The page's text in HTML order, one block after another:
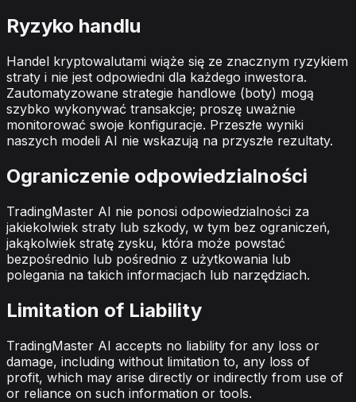
Ryzyko handlu
Handel kryptowalutami wiąże się ze znacznym ryzykiem
straty i nie jest odpowiedni dla każdego inwestora.
Zautomatyzowane strategie handlowe (boty) mogą
szybko wykonywać transakcje; proszę uważnie
monitorować swoje konfiguracje. Przeszłe wyniki
naszych modeli AI nie wskazują na przyszłe rezultaty.
Ograniczenie odpowiedzialności
TradingMaster AI nie ponosi odpowiedzialności za
jakiekolwiek straty lub szkody, w tym bez ograniczeń,
jakąkolwiek stratę zysku, która może powstać
bezpośrednio lub pośrednio z użytkowania lub
polegania na takich informacjach lub narzędziach.
Limitation of Liability
TradingMaster AI accepts no liability for any loss or
damage, including without limitation to, any loss of
profit, which may arise directly or indirectly from use of
or reliance on such information or tools.